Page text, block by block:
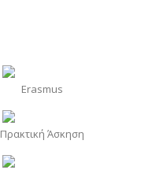
Erasmus
Πρακτική Άσκηση